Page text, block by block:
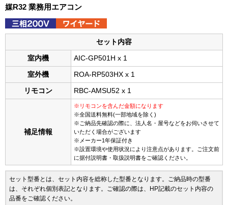
媒R32 業務用エアコン
セット内容
室内機 AIC-GP501H x 1
室外機 ROA-RP503HX x 1
リモコン RBC-AMSU52 x 1
補足情報
※リモコンを含んだ金額になります
※全国送料無料(一部地域を除く)
※ご納品先確認の際に、法人名・屋号などをお伺いさせて
いただく場合がございます
※メーカー1年保証付き
※設置環境や使用状況により注意点があります。ご注文前
に据付説明書・取扱説明書をご確認ください。
セット型番とは、セット内容を総称した型番となります。ご納品時の型番
は、それぞれ個別表記となります。ご確認の際は、HP記載のセット内容の
品番をご確認ください。